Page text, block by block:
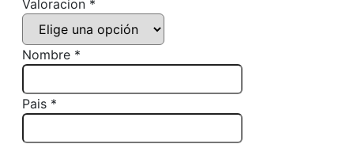
Valoracion *
Nombre *
Pais *